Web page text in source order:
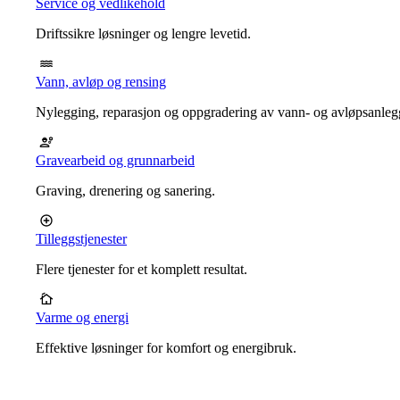
Driftssikre løsninger og lengre levetid.
Vann, avløp og rensing
Nylegging, reparasjon og oppgradering av vann- og
Gravearbeid og grunnarbeid
Graving, drenering og sanering.
Tilleggstjenester
Flere tjenester for et komplett resultat.
Varme og energi
Effektive løsninger for komfort og energibruk.